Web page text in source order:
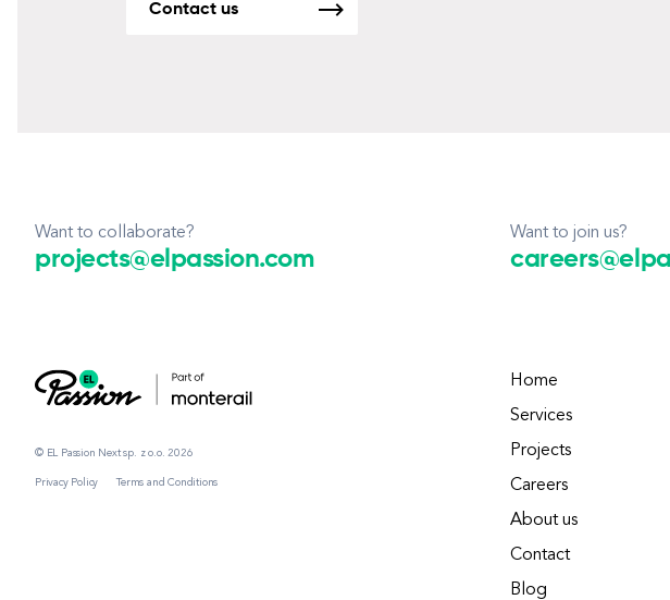
Contact us
Want to collaborate?
projects@elpassion.com
Want to join us?
© EL Passion Next sp. z o.o. 2026
Privacy Policy Terms and Conditions
Home
Services
Projects
Careers
About us
Contact
Blog